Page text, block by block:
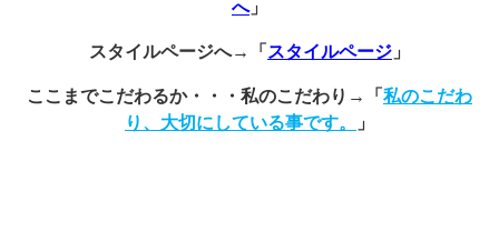
へ」
スタイルページへ→「 スタイルページ 」
ここまでこだわるか・・・私のこだわり→「 私のこだわ
り、大切にしている事です。
」